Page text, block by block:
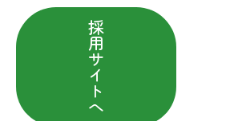
採
用
サ
イ
ト
へ